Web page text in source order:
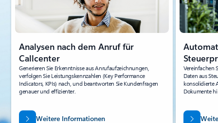
Analysen nach dem Anruf für
Callcenter
Generieren Sie Erkenntnisse aus Anrufaufzeichnungen,
verfolgen Sie Leistungskennzahlen (Key Performance
Indicators, KPIs) nach, und beantworten Sie Kundenfragen
genauer und effizienter.
Weitere Informationen
Vereinfachen
Daten aus
konsolidierte
Dokumente